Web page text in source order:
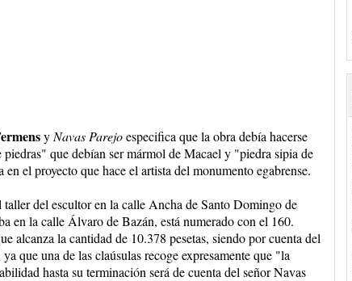
y Navas Parejoespecifica que la obra debía hacerse
que debían ser mármol de Macael y "piedra sipia de
el proyecto que hace el artista del monumento egabrense.
del escultor en la calle Ancha de Santo Domingo de
en la calle Álvaro de Bazán, está numerado con el 160.
alcanza la cantidad de 10.378 pesetas, siendo por cuenta del
que una de las claúsulas recoge expresamente que "la
hasta su terminación será de cuenta del señor Navas